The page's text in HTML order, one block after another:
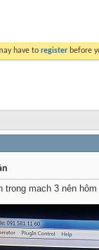
have to register before
trong mach 3 nên